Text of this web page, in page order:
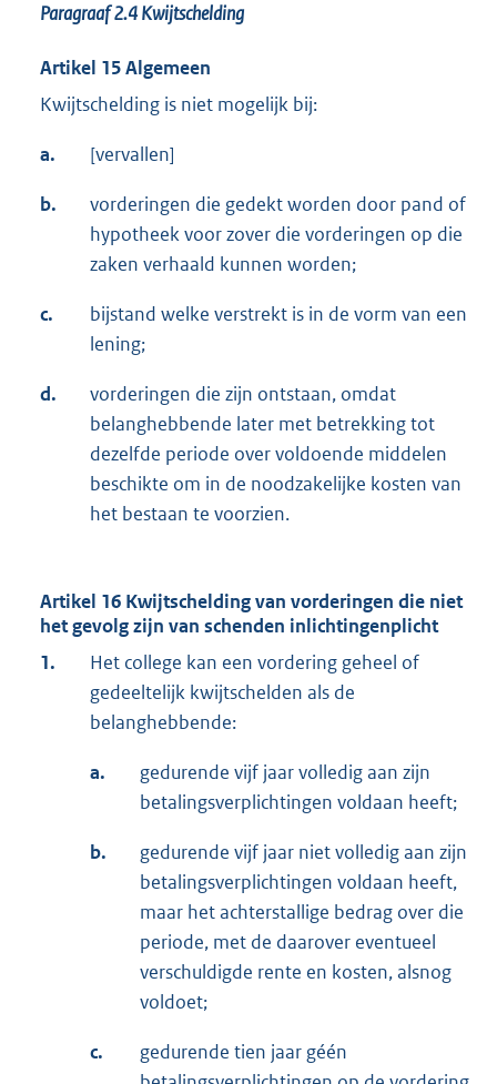
Paragraaf 2.4Kwijtschelding
Artikel 15 Algemeen
Kwijtschelding is niet mogelijk bij:
a. [vervallen]
b.
vorderingen die gedekt worden door pand of
hypotheek voor zover die vorderingen op die
zaken verhaald kunnen worden;
c.
bijstand welke verstrekt is in de vorm van een
lening;
d.
vorderingen die zijn ontstaan, omdat
belanghebbende later met betrekking tot
dezelfde periode over voldoende middelen
beschikte om in de noodzakelijke kosten van
het bestaan te voorzien.
Artikel 16 Kwijtschelding van vorderingen die niet
het gevolg zijn van schenden inlichtingenplicht
1.
Het college kan een vordering geheel of
gedeeltelijk kwijtschelden als de
belanghebbende:
a.
gedurende vijf jaar volledig aan zijn
betalingsverplichtingen voldaan heeft;
b.
gedurende vijf jaar niet volledig aan zijn
betalingsverplichtingen voldaan heeft,
maar het achterstallige bedrag over die
periode, met de daarover eventueel
verschuldigde rente en kosten, alsnog
voldoet;
c.
gedurende tien jaar géén